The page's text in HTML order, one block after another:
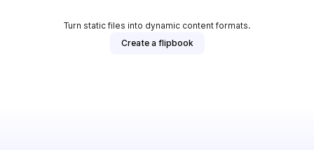
Turn static files into dynamic content formats.
Create a flipbook